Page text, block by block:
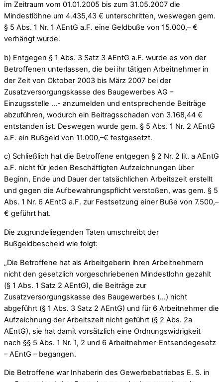
im Zeitraum vom 01.01.2005 bis zum 31.05.2007 die
Mindestlöhne um 4.435,43 € unterschritten, weswegen gem.
§ 5 Abs. 1 Nr. 1 AEntG a.F. eine Geldbuße von 15.000,– €
verhängt wurde.
b) Entgegen § 1 Abs. 3 Satz 3 AEntG a.F. wurde es von der
Betroffenen unterlassen, die bei ihr tätigen Arbeitnehmer in
der Zeit von Oktober 2003 bis März 2007 bei der
Zusatzversorgungskasse des Baugewerbes AG –
Einzugsstelle …- anzumelden und entsprechende Beiträge
abzuführen, wodurch ein Beitragsschaden von 3.168,44 €
entstanden ist. Deswegen wurde gem. § 5 Abs. 1 Nr. 2 AEntG
a.F. ein Bußgeld von 11.000,–€ festgesetzt.
c) Schließlich hat die Betroffene entgegen § 2 Nr. 2 lit. a AEntG
a.F. nicht für jeden Beschäftigten Aufzeichnungen über
Beginn, Ende und Dauer der tatsächlichen Arbeitszeit erstellt
und gegen die Aufbewahrungspflicht verstoßen, was gem. § 5
Abs. 1 Nr. 6 AEntG a.F. zur Festsetzung einer Buße von 7.500,–
€ geführt hat.
Die zugrundeliegenden Taten umschreibt der
Bußgeldbescheid wie folgt:
„Die Betroffene hat als Arbeitgeberin ihren Arbeitnehmern
nicht den gesetzlich vorgeschriebenen Mindestlohn gezahlt
(§ 1 Abs. 1 Satz 2 AEntG), die Beiträge zur
Zusatzversorgungskasse des Baugewerbes (…) nicht
abgeführt (§ 1 Abs. 3 Satz 2 AEntG) und für 6 Arbeitnehmer die
Aufzeichnung der Arbeitszeit nicht geführt (§ 2 Abs. 2a
AEntG), sie hat damit vorsätzlich eine Ordnungswidrigkeit
nach §§ 5 Abs. 1 Nr. 1, 2 und 6 Arbeitnehmer-Entsendegesetz
– AEntG – begangen.
Die Betroffene war Inhaberin des Gewerbebetriebes E. S. in